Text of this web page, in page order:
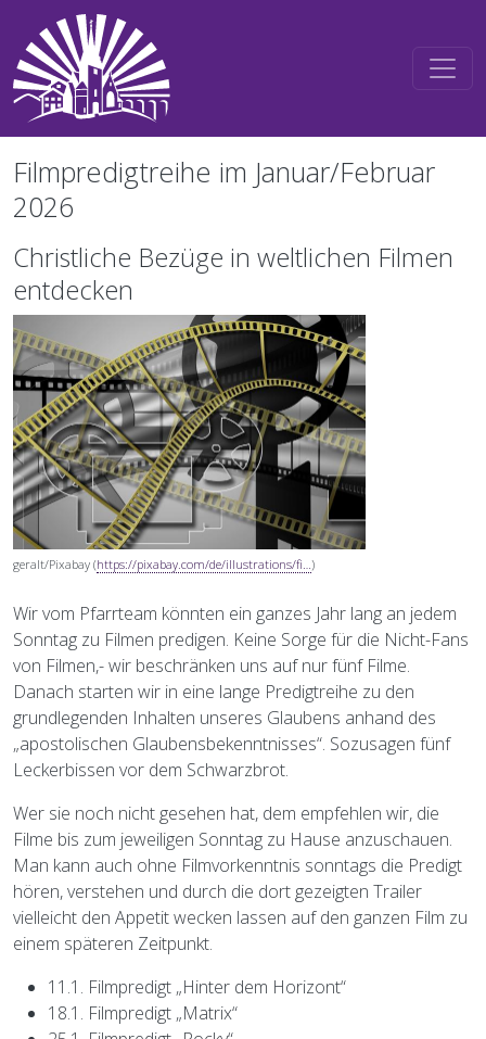
Direkt zum Inhalt
Filmpredigtreihe im Januar/Februar
2026
Christliche Bezüge in weltlichen Filmen
entdecken
geralt/Pixabay (https://pixabay.com/de/illustrations/fi…)
Wir vom Pfarrteam könnten ein ganzes Jahr lang an jedem
Sonntag zu Filmen predigen. Keine Sorge für die Nicht-Fans
von Filmen,- wir beschränken uns auf nur fünf Filme.
Danach starten wir in eine lange Predigtreihe zu den
grundlegenden Inhalten unseres Glaubens anhand des
„apostolischen Glaubensbekenntnisses“. Sozusagen fünf
Leckerbissen vor dem Schwarzbrot.
Wer sie noch nicht gesehen hat, dem empfehlen wir, die
Filme bis zum jeweiligen Sonntag zu Hause anzuschauen.
Man kann auch ohne Filmvorkenntnis sonntags die Predigt
hören, verstehen und durch die dort gezeigten Trailer
vielleicht den Appetit wecken lassen auf den ganzen Film zu
einem späteren Zeitpunkt.
11.1. Filmpredigt „Hinter dem Horizont“
18.1. Filmpredigt „Matrix“